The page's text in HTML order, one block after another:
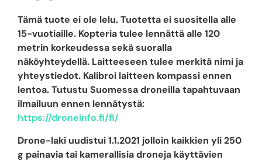
Tämä tuote ei ole lelu. Tuotetta ei suositella alle
15-vuotiaille. Kopteria tulee lennättä alle 120
metrin korkeudessa sekä suoralla
näköyhteydellä. Laitteeseen tulee merkitä nimi ja
yhteystiedot. Kalibroi laitteen kompassi ennen
lentoa. Tutustu Suomessa droneilla tapahtuvaan
ilmailuun ennen lennätystä:
https://droneinfo.fi/fi/
Drone-laki uudistui 1.1.2021 jolloin kaikkien yli 250
g painavia tai kamerallisia droneja käyttävien